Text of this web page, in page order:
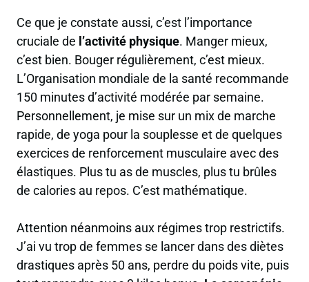
Ce que je constate aussi, c’est l’importance
cruciale de l’activité physique. Manger mieux,
c’est bien. Bouger régulièrement, c’est mieux.
L’Organisation mondiale de la santé recommande
150 minutes d’activité modérée par semaine.
Personnellement, je mise sur un mix de marche
rapide, de yoga pour la souplesse et de quelques
exercices de renforcement musculaire avec des
élastiques. Plus tu as de muscles, plus tu brûles
de calories au repos. C’est mathématique.
Attention néanmoins aux régimes trop restrictifs.
J’ai vu trop de femmes se lancer dans des diètes
drastiques après 50 ans, perdre du poids vite, puis